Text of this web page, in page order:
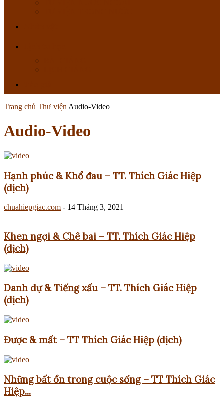
Trang chủ Thư viện Audio-Video
Audio-Video
Hạnh phúc & Khổ đau – TT. Thích Giác Hiệp
(dịch)
chuahiepgiac.com - 14 Tháng 3, 2021
Khen ngợi & Chê bai – TT. Thích Giác Hiệp
(dịch)
Danh dự & Tiếng xấu – TT. Thích Giác Hiệp
(dịch)
Được & mất – TT Thích Giác Hiệp (dịch)
Những bất ổn trong cuộc sống – TT Thích Giác
Hiệp...